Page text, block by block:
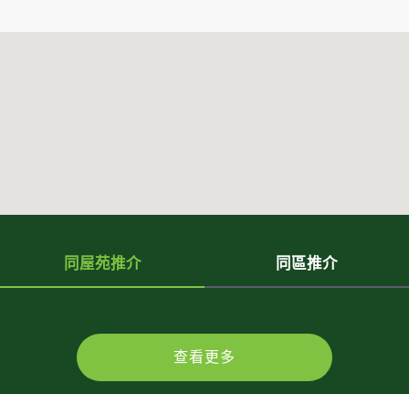
同屋苑推介 同區推介
查看更多